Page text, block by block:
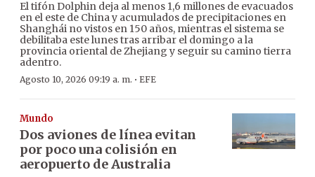
El tifón Dolphin deja al menos 1,6 millones de evacuados
en el este de China y acumulados de precipitaciones en
Shanghái no vistos en 150 años, mientras el sistema se
debilitaba este lunes tras arribar el domingo a la
provincia oriental de Zhejiang y seguir su camino tierra
adentro.
Agosto 10, 2026 09:19 a. m. · EFE
Mundo
Dos aviones de línea evitan
por poco una colisión en
aeropuerto de Australia